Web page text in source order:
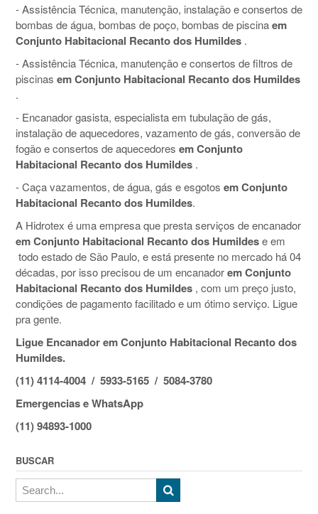
- Assistência Técnica, manutenção, instalação e consertos de
bombas de água, bombas de poço, bombas de piscinaem
Conjunto Habitacional Recanto dos Humildes .
- Assistência Técnica, manutenção e consertos de filtros de
piscinas em Conjunto Habitacional Recanto dos Humildes
.
- Encanador gasista, especialista em tubulação de gás,
instalação de aquecedores, vazamento de gás, conversão de
fogão e consertos de aquecedores em Conjunto
Habitacional Recanto dos Humildes .
- Caça vazamentos, de água, gás e esgotos em Conjunto
Habitacional Recanto dos Humildes.
A Hidrotex é uma empresa que presta serviços de encanador
em Conjunto Habitacional Recanto dos Humildese em
todo estado de São Paulo, e está presente no mercado há 04
décadas, por isso precisou de um encanadorem Conjunto
Habitacional Recanto dos Humildes , com um preço justo,
condições de pagamento facilitado e um ótimo serviço. Ligue
pra gente.
Ligue Encanador em Conjunto Habitacional Recanto dos
Humildes.
(11) 4114-4004 / 5933-5165 / 5084-3780
Emergencias e WhatsApp
(11) 94893-1000
BUSCAR